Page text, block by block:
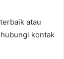
atau
kontak